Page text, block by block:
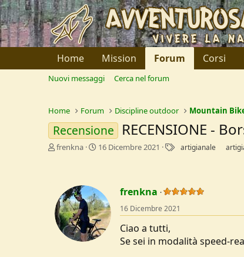
Home Mission Forum Corsi
Nuovi messaggi Cerca nel forum
Home Forum Discipline outdoor Mountain
Recensione RECENSIONE -
C
o
r
e
D
frenkna
D
d
i
I
n
i
16 Dicembre 2021 artigianale
frenkna
16 Dicembre 2021
Ciao a tutti,
Se sei in modalità speed-